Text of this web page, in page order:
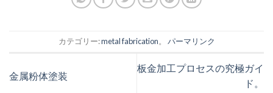
カテゴリー:metal fabrication。 パーマリンク
金属粉体塗装
板金加工プロセスの究極ガイ
ド。